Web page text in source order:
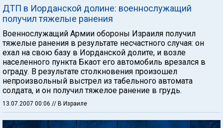
ДТП в Иорданской долине: военнослужащий
получил тяжелые ранения
Военнослужащий Армии обороны Израиля получил
тяжелые ранения в результате несчастного случая: он
ехал на свою базу в Иорданской долите, и возле
населенного пункта Бкаот его автомобиль врезался в
ограду. В результате столкновения произошел
непроизвольный выстрел из табельного автомата
солдата, и он получил тяжелое ранение в грудь.
13.07.2007 00:06 // В Израиле